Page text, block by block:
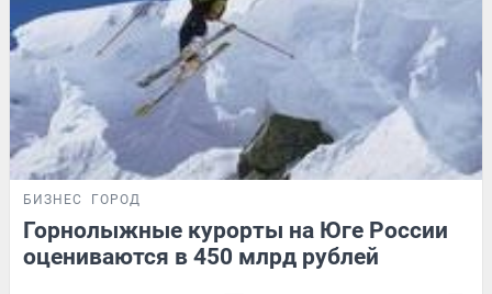
БИЗНЕС ГОРОД
Горнолыжные курорты на Юге России
оцениваются в 450 млрд рублей